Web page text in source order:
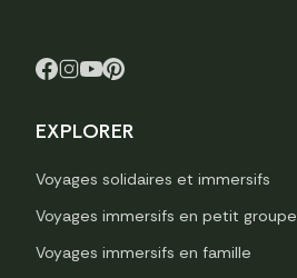
EXPLORER
Voyages solidaires et immersifs
Voyages immersifs en petit groupe
Voyages immersifs en famille